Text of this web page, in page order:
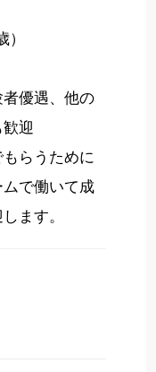
優遇、他の
迎
らうために
で働いて成
ます。